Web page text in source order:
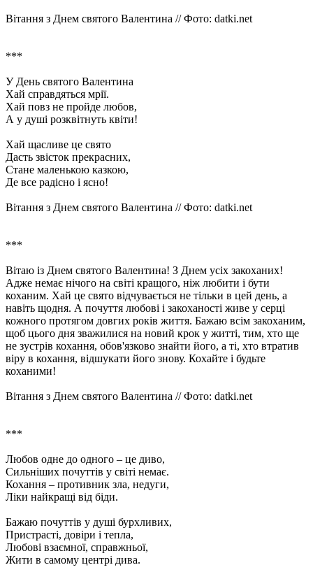
Вітання з Днем святого Валентина // Фото: datki.net
***
У День святого Валентина
Хай справдяться мрії.
Хай повз не пройде любов,
А у душі розквітнуть квіти!
Хай щасливе це свято
Дасть звісток прекрасних,
Стане маленькою казкою,
Де все радісно і ясно!
Вітання з Днем святого Валентина // Фото: datki.net
***
Вітаю із Днем святого Валентина! З Днем усіх закоханих!
Адже немає нічого на світі кращого, ніж любити і бути
коханим. Хай це свято відчувається не тільки в цей день, а
навіть щодня. А почуття любові і закоханості живе у серці
кожного протягом довгих років життя. Бажаю всім закоханим,
щоб цього дня зважилися на новий крок у житті, тим, хто ще
не зустрів кохання, обов'язково знайти його, а ті, хто втратив
віру в кохання, відшукати його знову. Кохайте і будьте
коханими!
Вітання з Днем святого Валентина // Фото: datki.net
***
Любов одне до одного – це диво,
Сильніших почуттів у світі немає.
Кохання – противник зла, недуги,
Ліки найкращі від біди.
Бажаю почуттів у душі бурхливих,
Пристрасті, довіри і тепла,
Любові взаємної, справжньої,
Жити в самому центрі дива.